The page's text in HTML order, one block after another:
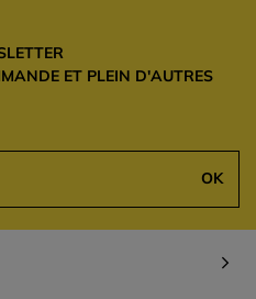
ET PLEIN D'AUTRES
OK